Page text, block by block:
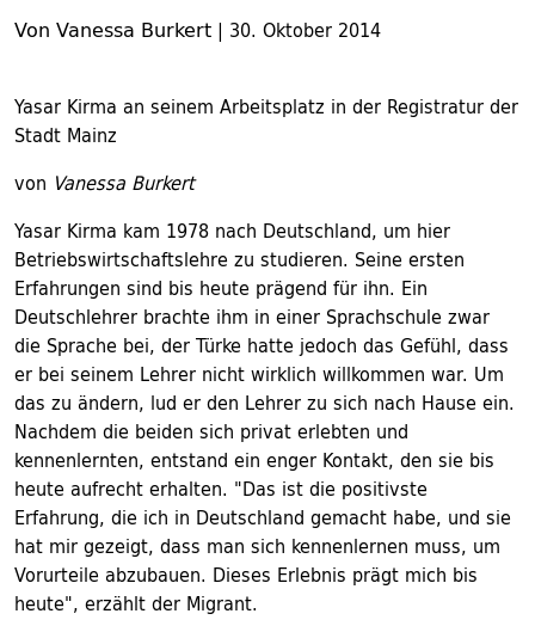
Von Vanessa Burkert | 30. Oktober 2014
Yasar Kirma an seinem Arbeitsplatz in der Registratur der
Stadt Mainz
von Vanessa Burkert
Yasar Kirma kam 1978 nach Deutschland, um hier
Betriebswirtschaftslehre zu studieren. Seine ersten
Erfahrungen sind bis heute prägend für ihn. Ein
Deutschlehrer brachte ihm in einer Sprachschule zwar
die Sprache bei, der Türke hatte jedoch das Gefühl, dass
er bei seinem Lehrer nicht wirklich willkommen war. Um
das zu ändern, lud er den Lehrer zu sich nach Hause ein.
Nachdem die beiden sich privat erlebten und
kennenlernten, entstand ein enger Kontakt, den sie bis
heute aufrecht erhalten. "Das ist die positivste
Erfahrung, die ich in Deutschland gemacht habe, und sie
hat mir gezeigt, dass man sich kennenlernen muss, um
Vorurteile abzubauen. Dieses Erlebnis prägt mich bis
heute", erzählt der Migrant.